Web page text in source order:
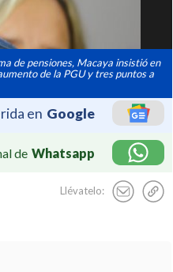
de pensiones, Macaya insistió en
de la PGU y tres puntos a
en Google
de Whatsapp
Llévatelo: